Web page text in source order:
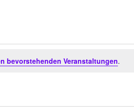
bevorstehenden Veranstaltungen.